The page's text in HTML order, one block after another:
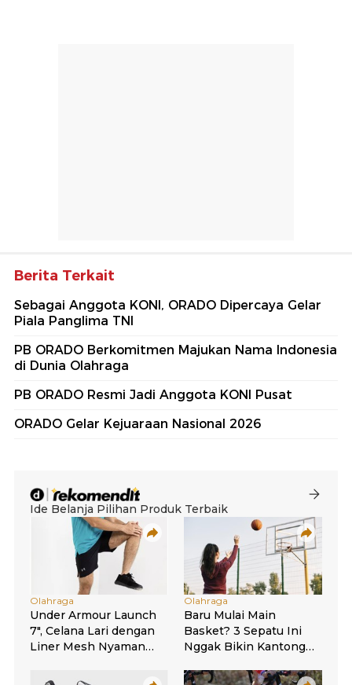
Berita Terkait
Sebagai Anggota KONI, ORADO Dipercaya Gelar
Piala Panglima TNI
PB ORADO Berkomitmen Majukan Nama Indonesia
di Dunia Olahraga
PB ORADO Resmi Jadi Anggota KONI Pusat
ORADO Gelar Kejuaraan Nasional 2026